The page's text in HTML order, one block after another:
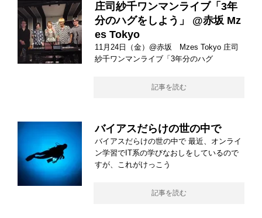
庄司紗千ワンマンライブ「3年
分のハグをしよう」 @赤坂 Mz
es Tokyo
11月24日（金）@赤坂 Mzes Tokyo 庄司
紗千ワンマンライブ「3年分のハグ
記事を読む
バイアスだらけの世の中で
バイアスだらけの世の中で 最近、オンライ
ン学習でIT系の学びなおしをしているので
すが、これがけっこう
記事を読む